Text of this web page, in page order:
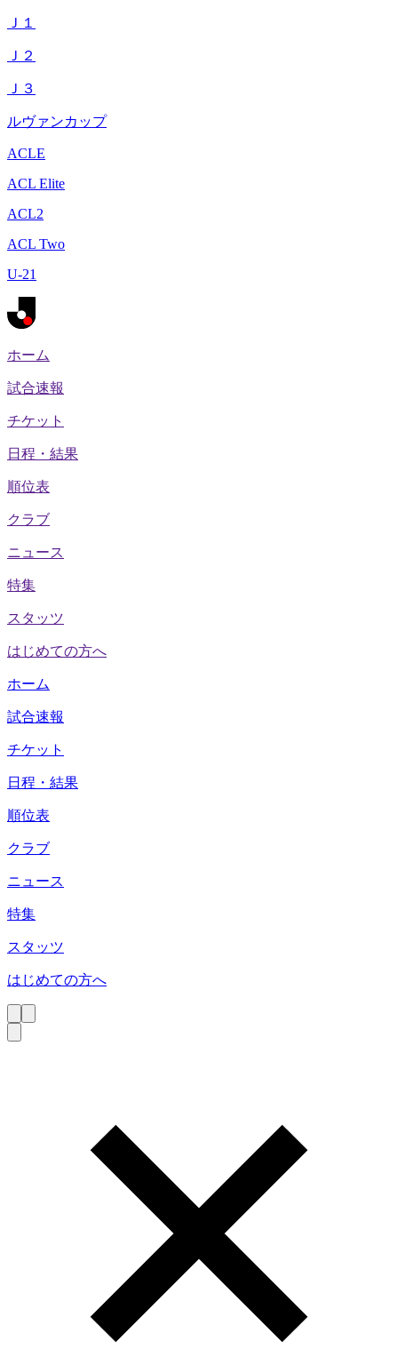
Ｊ１
Ｊ２
Ｊ３
ルヴァンカップ
ACLE
ACL Elite
ACL2
ACL Two
U-21
ホーム
試合速報
チケット
日程・結果
順位表
クラブ
ニュース
特集
スタッツ
はじめての方へ
ホーム
試合速報
チケット
日程・結果
順位表
クラブ
ニュース
特集
スタッツ
はじめての方へ